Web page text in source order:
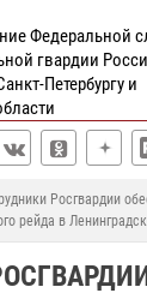
Федеральной
гвардии
Петербургу и
Росгвардии
рейда в